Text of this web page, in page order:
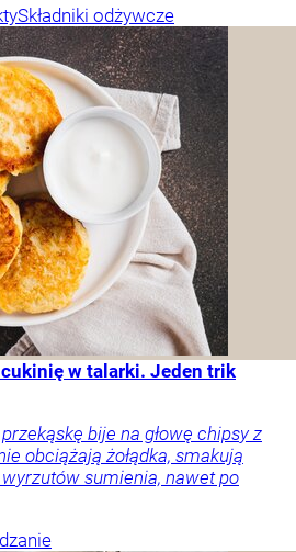
Składniki odżywcze
w talarki. Jeden trik
bije na głowę chipsy z
obciążają żołądka, smakują
sumienia, nawet po